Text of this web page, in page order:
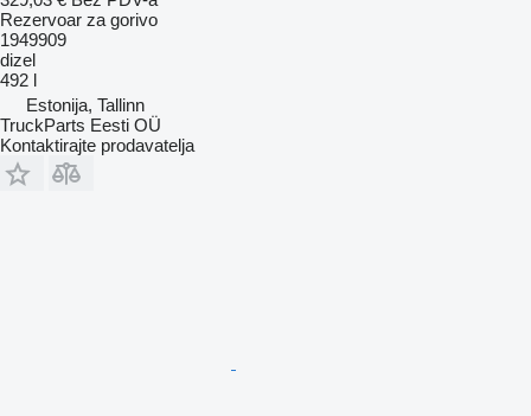
Rezervoar za gorivo
1949909
dizel
492 l
Estonija, Tallinn
TruckParts Eesti OÜ
Kontaktirajte prodavatelja